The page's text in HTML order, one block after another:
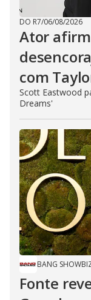
DO R7/06/08/2026
Ator
com
Scott Eastwood
Dreams'
BANG
Fonte